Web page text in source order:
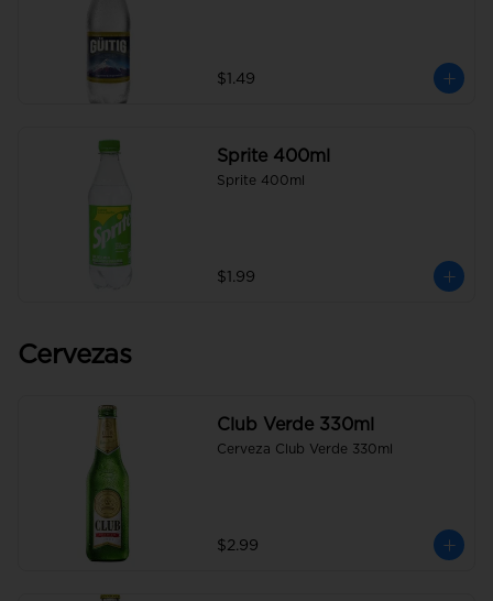
$1.49
Sprite 400ml
Sprite 400ml
$1.99
Cervezas
Club Verde 330ml
Cerveza Club Verde 330ml
$2.99